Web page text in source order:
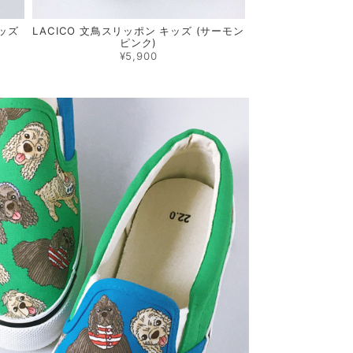
ズ
LACICO 文鳥スリッポン キッズ (サーモン
ピンク)
¥5,900